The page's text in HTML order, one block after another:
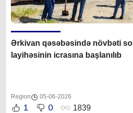
Ərkivan qəsəbəsində növbəti
layihəsinin icrasına başlanılıb
Region 05-06-2026
1 0 1839